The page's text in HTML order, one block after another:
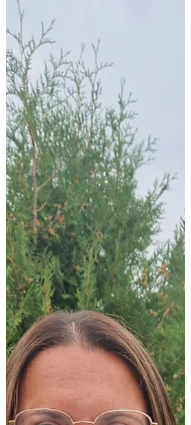
was die Unterschiede sind, wann du
welches Angebot brauchst und wie du
deinen Text damit auf das nächste Level
bringst. Los geht’s!